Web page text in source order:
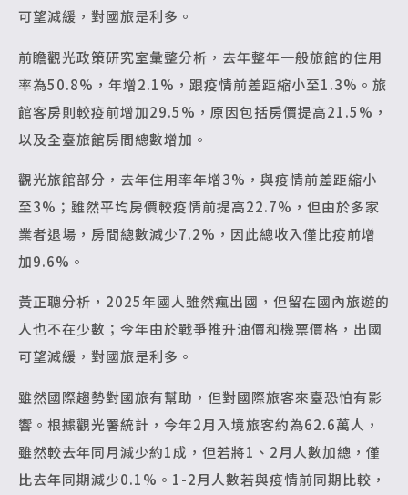
可望減緩，對國旅是利多。
前瞻觀光政策研究室彙整分析，去年整年一般旅館的住用
率為50.8%，年增2.1%，跟疫情前差距縮小至1.3%。旅
館客房則較疫前增加29.5%，原因包括房價提高21.5%，
以及全臺旅館房間總數增加。
觀光旅館部分，去年住用率年增3%，與疫情前差距縮小
至3%；雖然平均房價較疫情前提高22.7%，但由於多家
業者退場，房間總數減少7.2%，因此總收入僅比疫前增
加9.6%。
黃正聰分析，2025年國人雖然瘋出國，但留在國內旅遊的
人也不在少數；今年由於戰爭推升油價和機票價格，出國
可望減緩，對國旅是利多。
雖然國際趨勢對國旅有幫助，但對國際旅客來臺恐怕有影
響。根據觀光署統計，今年2月入境旅客約為62.6萬人，
雖然較去年同月減少約1成，但若將1、2月人數加總，僅
比去年同期減少0.1%。1-2月人數若與疫情前同期比較，